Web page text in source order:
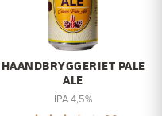
HAANDBRYGGERIET PALE
ALE
IPA 4,5%